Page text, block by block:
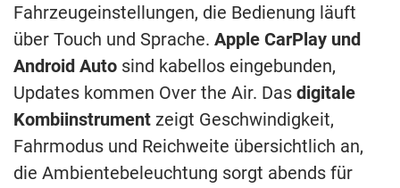
Fahrzeugeinstellungen, die Bedienung läuft
über Touch und Sprache. Apple CarPlay und
Android Auto sind kabellos eingebunden,
Updates kommen Over the Air. Das digitale
Kombiinstrument zeigt Geschwindigkeit,
Fahrmodus und Reichweite übersichtlich an,
die Ambientebeleuchtung sorgt abends für